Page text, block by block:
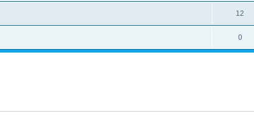
12
0